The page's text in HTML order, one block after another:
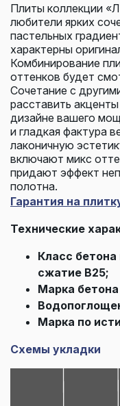
Плиты коллекции
любители ярких
пастельных
характерны
Комбинирование
оттенков будет
Сочетание с
расставить
дизайне вашего
и гладкая фактура
лаконичную
включают микс
придают эффект
полотна.
Гарантия на
Технические
Класс бетона
сжатие В25;
Марка
Марка по
Схемы укладки